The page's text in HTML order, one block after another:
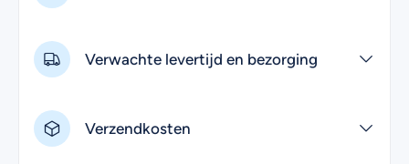
Verwachte levertijd en bezorging
Verzendkosten